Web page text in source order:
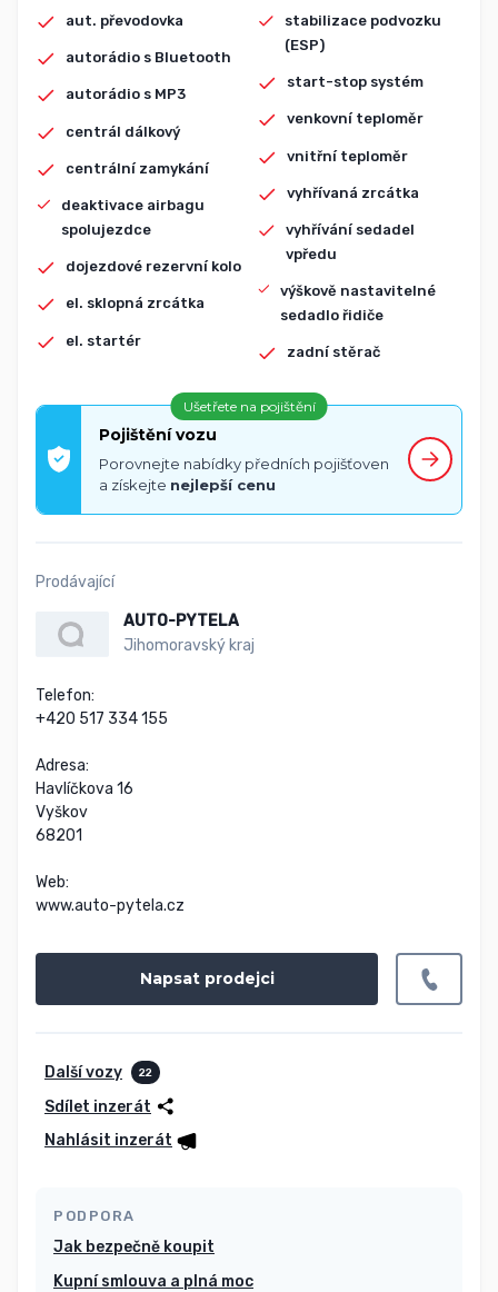
aut. převodovka
autorádio s Bluetooth
autorádio s MP3
centrál dálkový
centrální zamykání
deaktivace airbagu
spolujezdce
dojezdové rezervní kolo
el. sklopná zrcátka
el. startér
stabilizace podvozku
(ESP)
start-stop systém
venkovní teploměr
vnitřní teploměr
vyhřívaná zrcátka
vyhřívání sedadel
vpředu
výškově nastavitelné
sedadlo řidiče
zadní stěrač
Ušetřete na pojištění
Pojištění vozu
Porovnejte nabídky předních pojišťoven
a získejte nejlepší cenu
Prodávající
AUTO-PYTELA
Jihomoravský kraj
Telefon:
+420 517 334 155
Adresa:
Havlíčkova 16
Vyškov
68201
Web:
www.auto-pytela.cz
Napsat prodejci
Další vozy 22
Sdílet inzerát
Nahlásit inzerát
PODPORA
Jak bezpečně koupit
Kupní smlouva a plná moc